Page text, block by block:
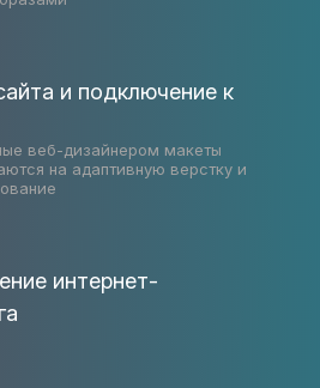
и подключение к
веб-дизайнером макеты
на адаптивную верстку и
интернет-